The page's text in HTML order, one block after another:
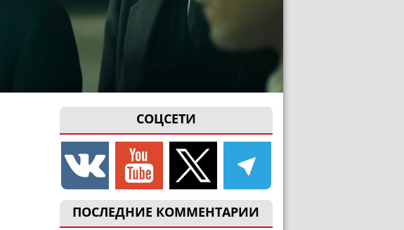
СОЦСЕТИ
ПОСЛЕДНИЕ КОММЕНТАРИИ